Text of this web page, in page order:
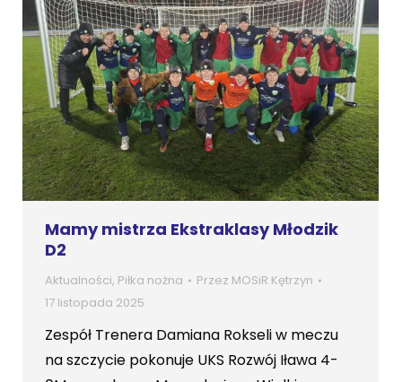
Mamy mistrza Ekstraklasy Młodzik
D2
Aktualności, Piłka nożna Przez MOSiR Kętrzyn
17 listopada 2025
Zespół Trenera Damiana Rokseli w meczu
na szczycie pokonuje UKS Rozwój Iława 4-